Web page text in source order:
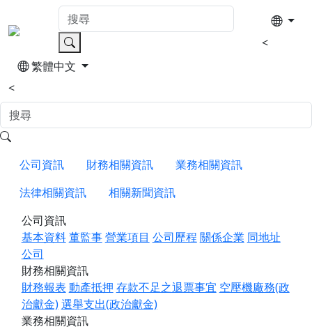
<
繁體中文
<
公司資訊 財務相關資訊
業務相關資訊
法律相關資訊
相關新聞資訊
公司資訊
基本資料董監事營業項目 公司歷程 關係企業 同地址
公司
財務相關資訊
財務報表 動產抵押 存款不足之退票事宜 空壓機廠務(政
治獻金)選舉支出(政治獻金)
業務相關資訊